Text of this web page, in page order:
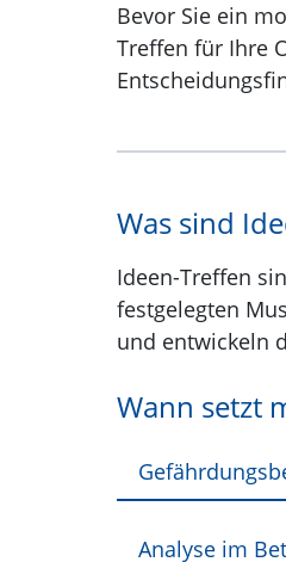
Bevor Sie ein
Treffen für Ihre
Was sind
Ideen-Treffen
festgelegten
und entwickeln
Wann setzt
Analyse im